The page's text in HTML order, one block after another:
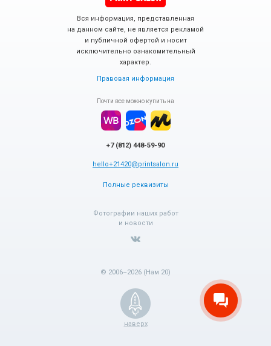
Вся информация, представленная
на данном сайте, не является рекламой
и публичной офертой и носит
исключительно ознакомительный
характер.
Правовая информация
Почти все можно купить на
+7 (812) 448-59-90
hello+21420@printsalon.ru
Полные реквизиты
Фотографии наших работ
и новости
© 2006–2026 (Нам 20)
наверх